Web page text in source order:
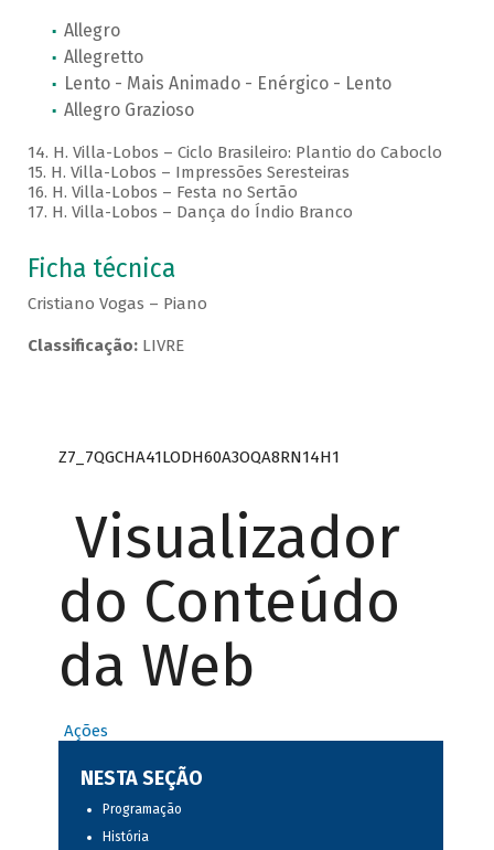
Allegro
Allegretto
Lento - Mais Animado - Enérgico - Lento
Allegro Grazioso
14. H. Villa-Lobos – Ciclo Brasileiro: Plantio do Caboclo
15. H. Villa-Lobos – Impressões Seresteiras
16. H. Villa-Lobos – Festa no Sertão
17. H. Villa-Lobos – Dança do Índio Branco
Ficha técnica
Cristiano Vogas – Piano
Classificação:LIVRE
Z7_7QGCHA41LODH60A3OQA8RN14H1
Visualizador
do Conteúdo
da Web
Ações
NESTA SEÇÃO
Programação
História